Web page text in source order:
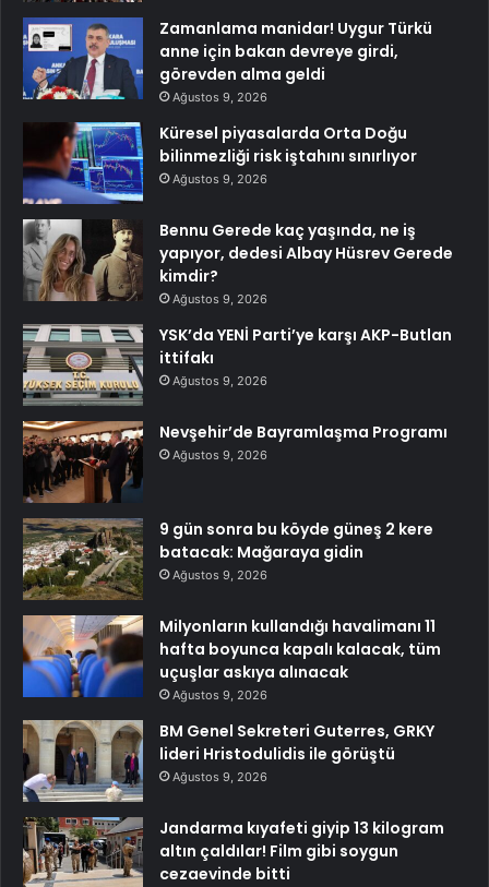
Zamanlama manidar! Uygur Türkü
anne için bakan devreye girdi,
görevden alma geldi
Ağustos 9, 2026
Küresel piyasalarda Orta Doğu
bilinmezliği risk iştahını sınırlıyor
Ağustos 9, 2026
Bennu Gerede kaç yaşında, ne iş
yapıyor, dedesi Albay Hüsrev Gerede
kimdir?
Ağustos 9, 2026
YSK’da YENİ Parti’ye karşı AKP-Butlan
ittifakı
Ağustos 9, 2026
Nevşehir’de Bayramlaşma Programı
Ağustos 9, 2026
9 gün sonra bu köyde güneş 2 kere
batacak: Mağaraya gidin
Ağustos 9, 2026
Milyonların kullandığı havalimanı 11
hafta boyunca kapalı kalacak, tüm
uçuşlar askıya alınacak
Ağustos 9, 2026
BM Genel Sekreteri Guterres, GRKY
lideri Hristodulidis ile görüştü
Ağustos 9, 2026
Jandarma kıyafeti giyip 13 kilogram
altın çaldılar! Film gibi soygun
cezaevinde bitti